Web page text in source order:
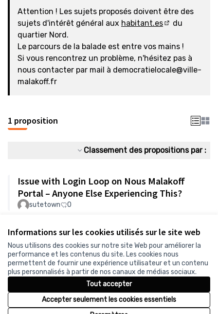
Informations sur les cookies utilisés sur le site web
Nous utilisons des cookies sur notre site Web pour améliorer la
performance et les contenus du site. Les cookies nous
permettent de fournir une expérience utilisateur et un contenu
plus personnalisés à partir de nos canaux de médias sociaux.
Tout accepter
Accepter seulement les cookies essentiels
Attention ! Les sujets proposés doivent être des
sujets d'intérêt général aux habitant.es
du
quartier Nord.
Le parcours de la balade est entre vos mains !
Si vous rencontrez un problème, n'hésitez pas à
nous contacter par mail à democratielocale@ville-
malakoff.fr
1 proposition
Classement des propositions par :
Issue with Login Loop on Nous Malakoff
Portal – Anyone Else Experiencing This?
sutetown 0
Voir toutes les propositions retirées
Paramètres des cookies